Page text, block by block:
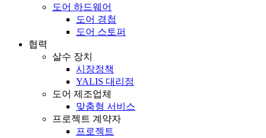
도어 하드웨어
도어 경첩
도어 스토퍼
협력
살수 장치
시장정책
YALIS 대리점
도어 제조업체
맞춤형 서비스
프로젝트 계약자
프로젝트